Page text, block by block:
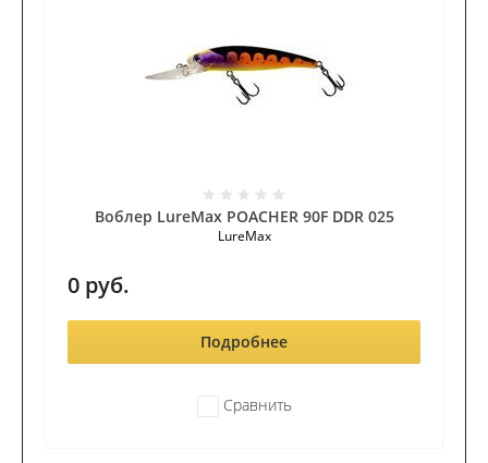
Воблер LureMax POACHER 90F DDR 025
LureMax
0 руб.
Подробнее
Сравнить